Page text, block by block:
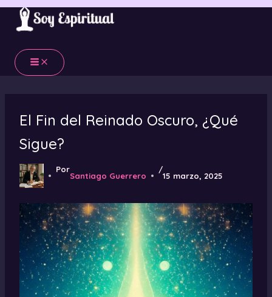
Ir
contenido
El Fin del Reinado Oscuro, ¿Qué
Sigue?
Por
Santiago Guerrero
/
15 marzo, 2025